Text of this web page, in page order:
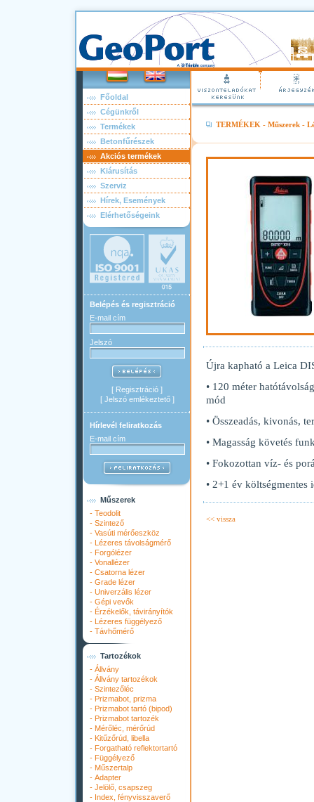
Főoldal
Cégünkről
Termékek
Betonfűrészek
Akciós termékek
Kiárusítás
Szerviz
Hírek, Események
Elérhetőségeink
Belépés és regisztráció
E-mail cím
Jelszó
[ Regisztráció ]
[ Jelszó emlékeztető]
Hírlevél feliratkozás
E-mail cím
Műszerek
- Teodolit
- Szintező
- Vasúti mérőeszköz
- Lézeres távolságmérő
- Forgólézer
- Vonallézer
- Csatorna lézer
- Grade lézer
- Univerzális lézer
- Gépi vevők
- Érzékelők, távirányítók
- Lézeres függélyező
- Távhőmérő
Tartozékok
- Állvány
- Állvány tartozékok
- Szintezőléc
- Prizmabot, prizma
- Prizmabot tartó (bipod)
- Prizmabot tartozék
- Mérőléc, mérőrúd
- Kitűzőrúd, libella
- Forgatható reflektortartó
- Függélyező
- Műszertalp
- Adapter
- Jelölő, csapszeg
- Index, fényvisszaverő
TERMÉKEK - Műszerek-
Újra kapható a Leica
• 120 méter
mód
• Összeadás, kivonás,
• Magasság követés
• Fokozottan víz- és
• 2+1 év
<< vissza